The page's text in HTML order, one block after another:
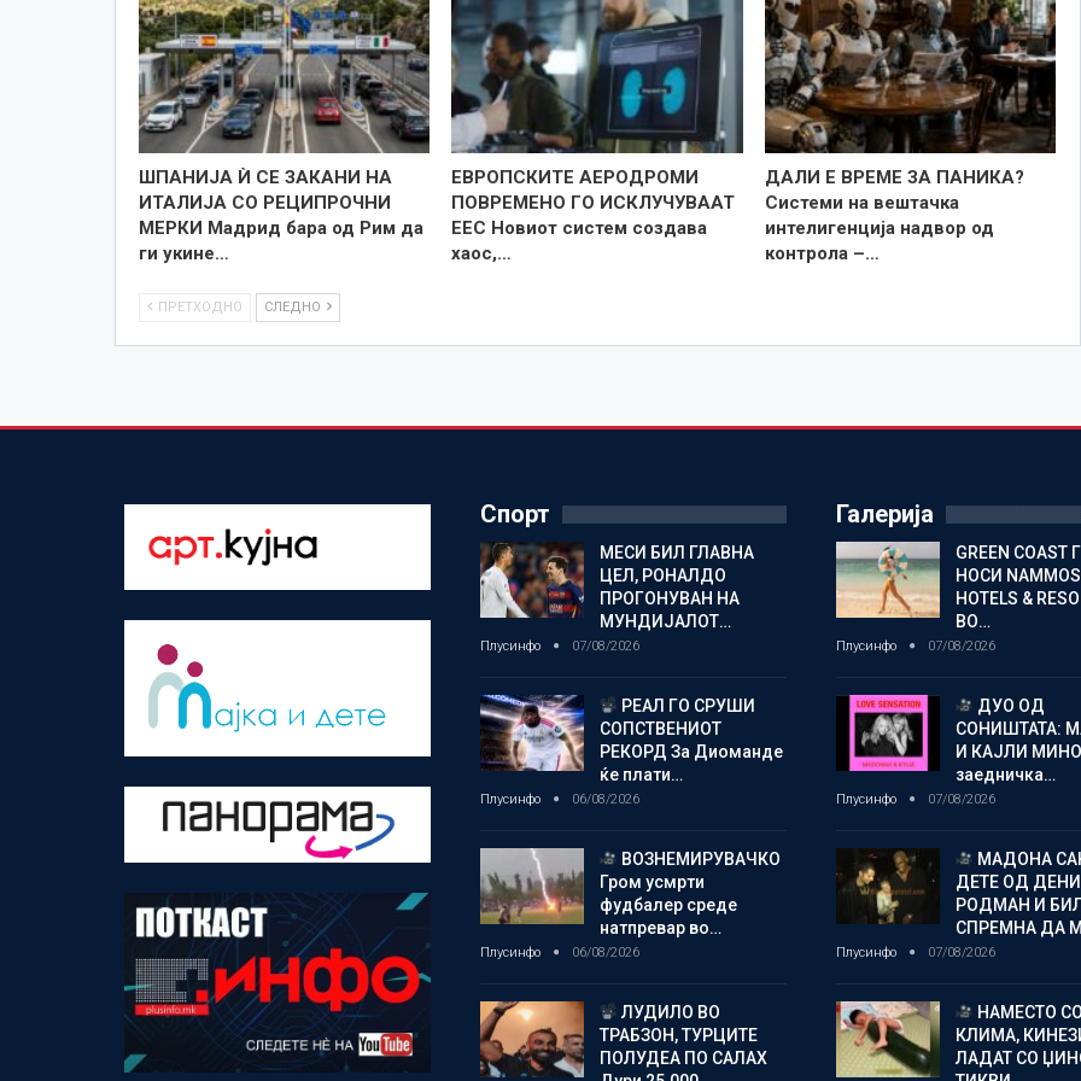
ШПАНИЈА Ѝ СЕ ЗАКАНИ НА
ИТАЛИЈА СО РЕЦИПРОЧНИ
МЕРКИ Мадрид бара од Рим да
ги укине…
ЕВРОПСКИТЕ АЕРОДРОМИ
ПОВРЕМЕНО ГО ИСКЛУЧУВААТ
ЕЕС Новиот систем создава
хаос,…
ДАЛИ Е ВРЕМЕ ЗА ПАНИКА?
Системи на вештачка
интелигенција надвор од
контрола –…
ПРЕТХОДНО СЛЕДНО
Спорт
МЕСИ БИЛ ГЛАВНА
ЦЕЛ, РОНАЛДО
ПРОГОНУВАН НА
МУНДИЈАЛОТ…
Плусинфо 07/08/2026
РЕАЛ ГО СРУШИ
СОПСТВЕНИОТ
РЕКОРД За Диоманде
ќе плати…
Плусинфо 06/08/2026
ВОЗНЕМИРУВАЧКО
Гром усмрти
фудбалер среде
натпревар во…
Плусинфо 06/08/2026
ЛУДИЛО ВО
ТРАБЗОН, ТУРЦИТЕ
ПОЛУДЕА ПО САЛАХ
Галерија
GREEN COAST
НОСИ NAMMOS
HOTELS &
ВО…
Плусинфо 07/08/2026
ДУО ОД
СОНИШТАТА:
И КАЈЛИ
заедничка…
Плусинфо 07/08/2026
МАДОНА
ДЕТЕ ОД
РОДМАН И
СПРЕМНА ДА
Плусинфо 07/08/2026
НАМЕСТО СО
КЛИМА,
ЛАДАТ СО